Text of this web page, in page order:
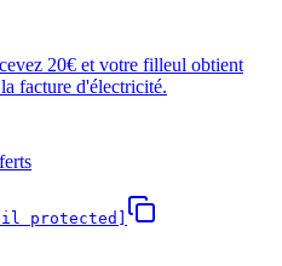
20€ et votre filleul obtient
facture d'électricité.
protected]